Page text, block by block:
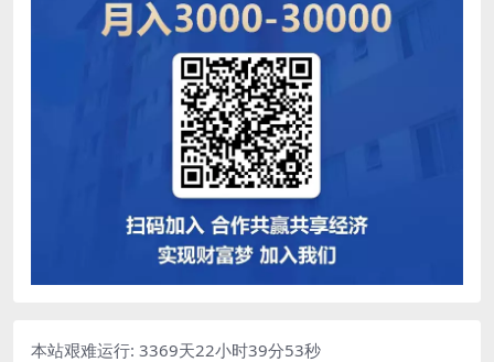
本站艰难运行: 3369天22小时39分54秒